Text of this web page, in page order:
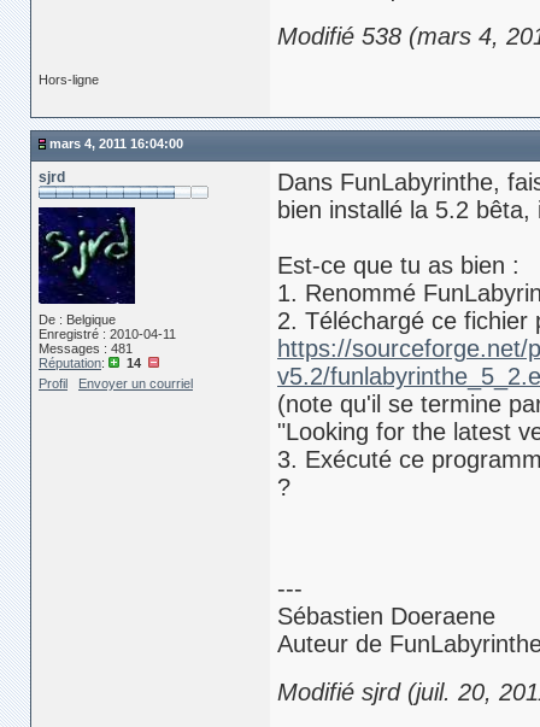
Modifié 538 (mars 4,
Hors-ligne
mars 4, 2011 16:04:00
sjrd
De : Belgique
Enregistré : 2010-04-11
Messages : 481
Réputation:
14
Profil
Envoyer un courriel
Dans FunLabyrinthe,
bien installé la 5.2
Est-ce que tu as bien :
1. Renommé
2. Téléchargé ce fichier
https://sourceforge.net/
v5.2/
(note qu'il se termine
"Looking for the latest
3. Exécuté ce
?
---
Sébastien Doeraene
Auteur de
Modifié sjrd (juil. 20,